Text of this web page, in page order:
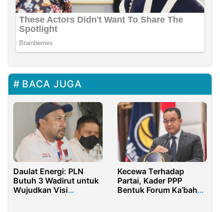
BACA JUGA
Daulat Energi: PLN
Butuh 3 Wadirut untuk
Wujudkan Visi
Kecewa Terhadap
Partai, Kader PPP
Bentuk Forum Ka’bah